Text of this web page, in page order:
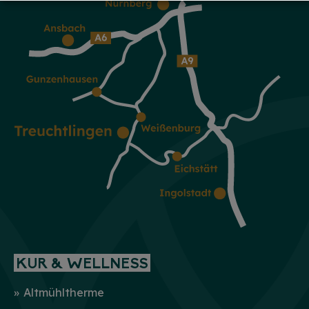
KUR & WELLNESS
Altmühltherme